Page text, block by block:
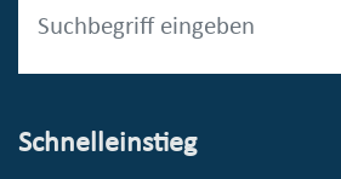
Schnelleinstieg